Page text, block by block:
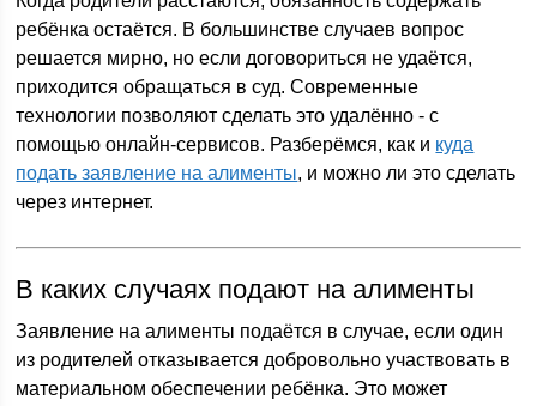
ребёнка остаётся. В большинстве случаев вопрос
решается мирно, но если договориться не удаётся,
приходится обращаться в суд. Современные
технологии позволяют сделать это удалённо - с
помощью онлайн-сервисов. Разберёмся, как и куда
подать заявление на алименты, и можно ли это сделать
через интернет.
В каких случаях подают на алименты
Заявление на алименты подаётся в случае, если один
из родителей отказывается добровольно участвовать в
материальном обеспечении ребёнка. Это может